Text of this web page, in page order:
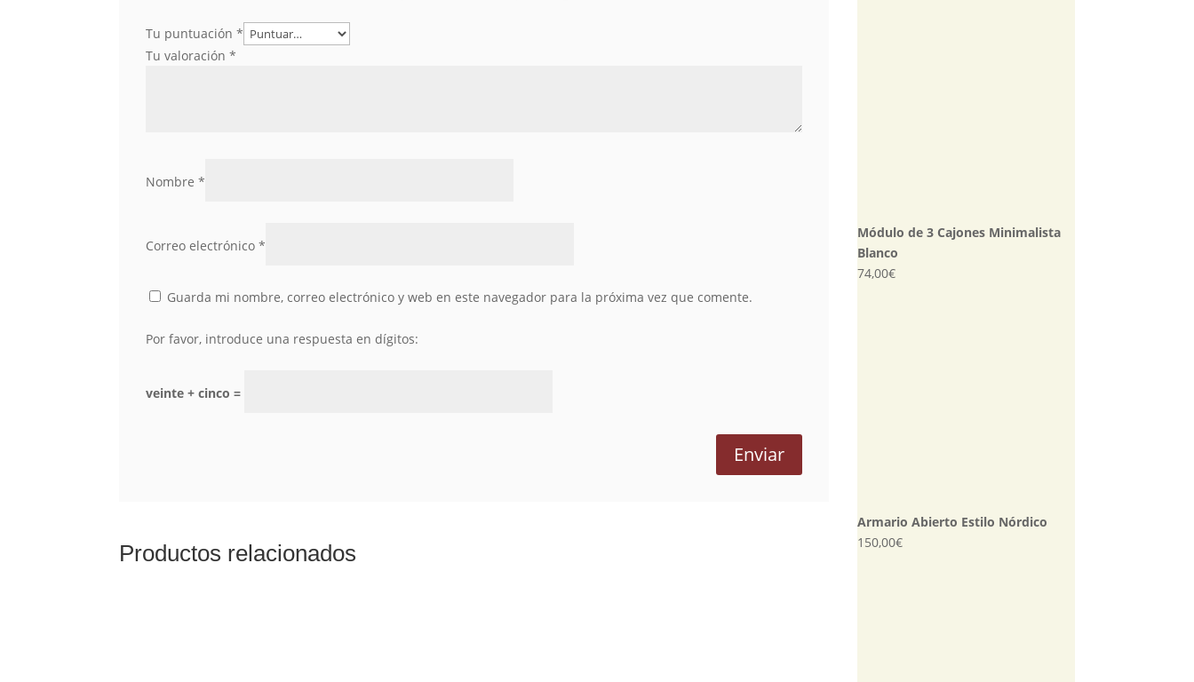
Tu puntuación*
Tu valoración*
Nombre*
Correo electrónico*
Guarda mi nombre, correo electrónico y web en este navegador para la próxima vez que comente.
Por favor, introduce una respuesta en dígitos:
veinte + cinco =
Productos relacionados
Módulo de 3 Cajones Minimalista
Blanco
74,00€
Armario Abierto Estilo Nórdico
150,00€